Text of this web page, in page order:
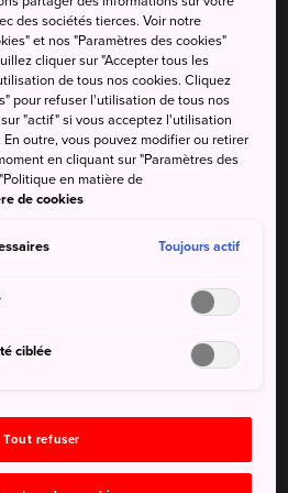
d'histoire et tout près d'une
Asuka.
de Kashihara-jingu
pittoresque d'Imai-cho
Kyoto
, prenez la Kintetsu
des sociétés tierces. Voir notre
et nos "Paramètres des cookies"
cliquer sur "Accepter tous les
de tous nos cookies. Cliquez
pour refuser l'utilisation de tous nos
"actif" si vous acceptez l'utilisation
outre, vous pouvez modifier ou retirer
en cliquant sur "Paramètres des
en matière de
de cookies
Toujours actif
ciblée
Tout refuser